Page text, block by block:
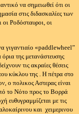
να σημειωθεί ότι οι
στις διδασκαλίες των
Ροδόσταυροι, οι
γιγαντιαίο «paddlewheel”
όρια της μετανάστευσης
τις ακραίες θέσεις
κύκλου της . Η πέτρα στο
ο πολικος Αστερας είναι
το Νότο προς το Βορρά
ευθυγραμμίζεται με τις
και χειμερινου